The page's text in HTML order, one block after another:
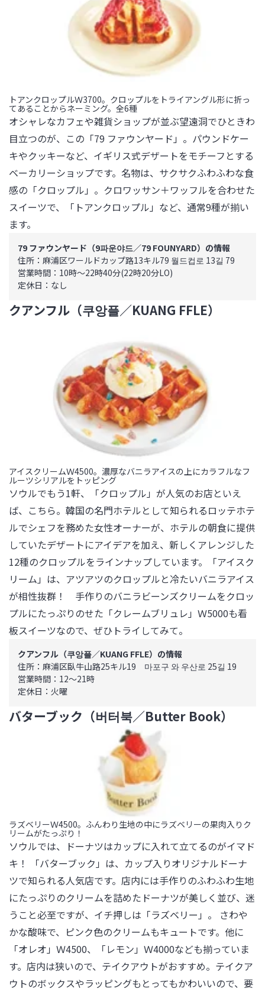
トアンクロップルＷ3700。クロップルをトライアングル形に折っ
てあることからネーミング。全6種
オシャレなカフェや雑貨ショップが並ぶ望遠洞でひときわ
目立つのが、この「79 ファウンヤード」。パウンドケー
キやクッキーなど、イギリス式デザートをモチーフとする
ベーカリーショップです。名物は、サクサクふわふわな食
感の「クロップル」。クロワッサン＋ワッフルを合わせた
スイーツで、「トアンクロップル」など、通常9種が揃い
ます。
79 ファウンヤード（9파운야드／79 FOUNYARD）の情報
住所：麻浦区ワールドカップ路13キル79 월드컵로 13길 79
営業時間：10時～22時40分(22時20分LO)
定休日：なし
クアンフル（쿠앙플／KUANG FFLE）
アイスクリームＷ4500。濃厚なバニラアイスの上にカラフルなフ
ルーツシリアルをトッピング
ソウルでもう1軒、「クロップル」が人気のお店といえ
ば、こちら。韓国の名門ホテルとして知られるロッテホテ
ルでシェフを務めた女性オーナーが、ホテルの朝食に提供
していたデザートにアイデアを加え、新しくアレンジした
12種のクロップルをラインナップしています。「アイスク
リーム」は、アツアツのクロップルと冷たいバニラアイス
が相性抜群！　手作りのバニラビーンズクリームをクロッ
プルにたっぷりのせた「クレームブリュレ」Ｗ5000も看
板スイーツなので、ぜひトライしてみて。
クアンフル（쿠앙플／KUANG FFLE）の情報
住所：麻浦区臥牛山路25キル19　마포구 와 우산로 25길 19
営業時間：12～21時
定休日：火曜
バターブック（버터북／Butter Book）
ラズベリーＷ4500。ふんわり生地の中にラズベリーの果肉入りク
リームがたっぷり！
ソウルでは、ドーナツはカップに入れて立てるのがイマド
キ！ 「バターブック」は、カップ入りオリジナルドーナ
ツで知られる人気店です。店内には手作りのふわふわ生地
にたっぷりのクリームを詰めたドーナツが美しく並び、迷
うこと必至ですが、イチ押しは「ラズベリー」。 さわや
かな酸味で、ピンク色のクリームもキュートです。他に
「オレオ」Ｗ4500、「レモン」Ｗ4000なども揃っていま
す。店内は狭いので、テイクアウトがおすすめ。テイクア
ウトのボックスやラッピングもとってもかわいいので、要